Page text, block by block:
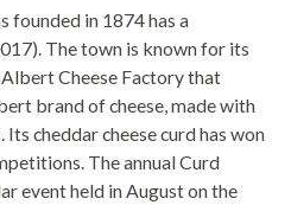
founded in 1874 has a
The town is known for its
Cheese Factory that
brand of cheese, made with
cheddar cheese curd has won
The annual Curd
event held in August on the